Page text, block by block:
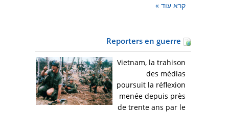
קרא עוד »
Vietnam, la trahison
des médias
poursuit la réflexion
menée depuis près
de trente ans par le